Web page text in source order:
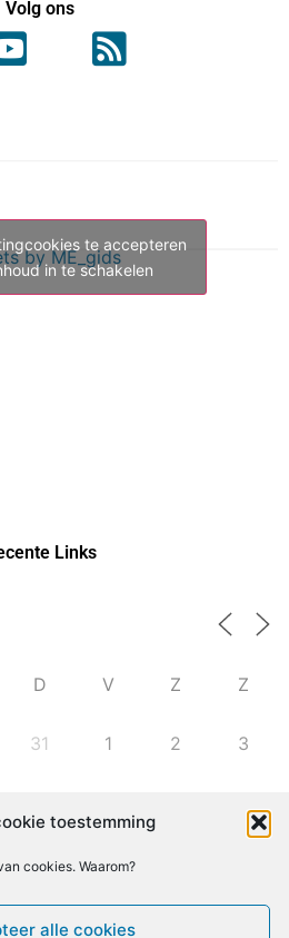
toestemming
cookies. Waarom?
alle cookies
Volg ons
by ME_gids
te accepteren
in te schakelen
Links
D V Z Z
31 1 2 3
10
14 15